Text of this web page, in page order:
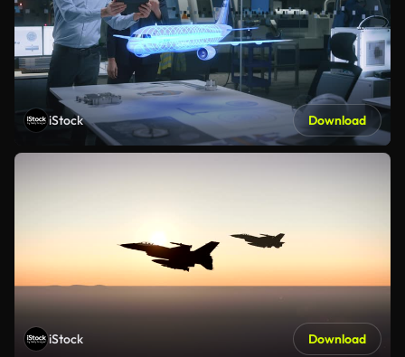
iStock Download
iStock Download